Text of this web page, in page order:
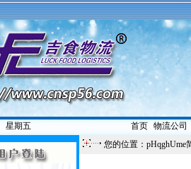
星期五 首页| 物流公司
您的位置：pHqghUme